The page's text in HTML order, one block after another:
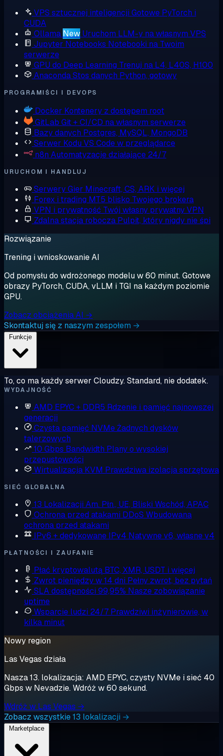
VPS sztucznej inteligencji Gotowe PyTorch i
CUDA
Ollama New Uruchom LLM-y na własnym VPS
Jupyter Notebooks Notebooki na Twoim
serwerze
GPU do Deep Learning Trenuj na L4, L40S, H100
AnacondaStos danych Python, gotowy
PROGRAMIŚCI I DEVOPS
Docker Kontenery z dostępem root
GitLab Git + CI/CD na własnym serwerze
Bazy danych Postgres, MySQL, MongoDB
Serwer Kodu VS Code w przeglądarce
n8n Automatyzacje działające 24/7
URUCHOM I HANDLUJ
Serwery Gier Minecraft, CS, ARK i więcej
Forex i trading MT5 blisko Twojego brokera
VPN i prywatność Twój własny prywatny VPN
Zdalna stacja robocza Pulpit, który nigdy nie śpi
Rozwiązanie
Trening i wnioskowanie AI
Od pomysłu do wdrożonego modelu w 60 minut. Gotowe
obrazy PyTorch, CUDA, vLLM i TGI na każdym poziomie
GPU.
Zobacz obciążenia AI →
Skontaktuj się z naszym zespołem →
To, co ma każdy serwer Cloudzy. Standard, nie dodatek.
WYDAJNOŚĆ
AMD EPYC + DDR5 Rdzenie i pamięć najnowszej
generacji
Czysta pamięć NVMeŻadnych dysków
talerzowych
10 Gbps Bandwidth Plany o wysokiej
przepustowości
Wirtualizacja KVM Prawdziwa izolacja sprzętowa
SIEĆ GLOBALNA
13 Lokalizacji Am. Płn., UE, Bliski Wschód, APAC
Ochrona przed atakami DDoS Wbudowana
ochrona przed atakami
IPv6 + dedykowane IPv4 Natywne v6, własne v4
PŁATNOŚCI I ZAUFANIE
Płać kryptowalutą BTC, XMR, USDT i więcej
Zwrot pieniędzy w 14 dni Pełny zwrot, bez pytań
SLA dostępności 99,95% Nasze zobowiązanie
uptime
Wsparcie ludzi 24/7 Prawdziwi inżynierowie, w
kilka minut
Nowy region
Las Vegas działa
Nasza 13. lokalizacja: AMD EPYC, czysty NVMe i sieć 40
Gbps w Nevadzie. Wdróż w 60 sekund.
Wdróż w Las Vegas →
Zobacz wszystkie 13 lokalizacji →